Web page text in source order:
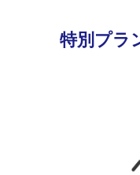
特別プラ